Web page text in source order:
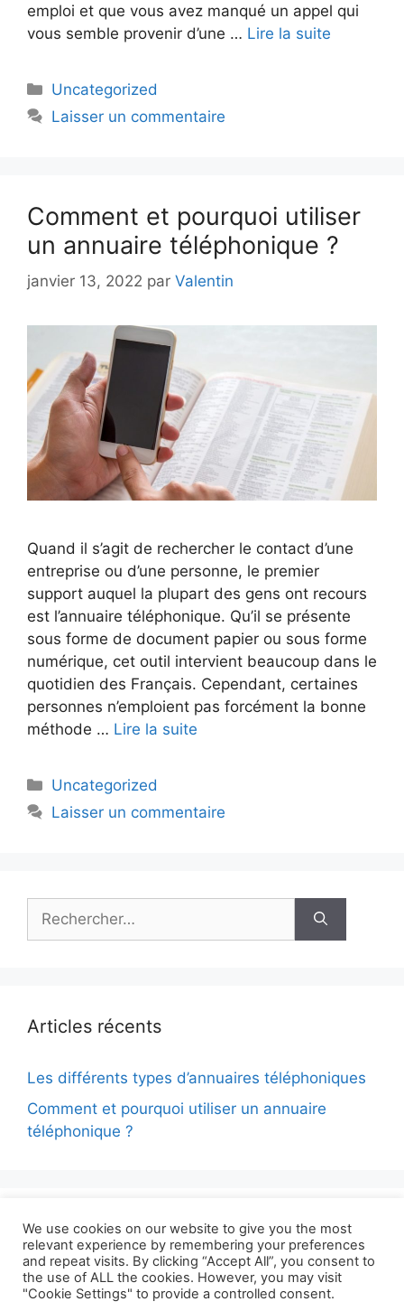
emploi et que vous avez manqué un appel qui
vous semble provenir d’une … Lire la suite
Catégories
Uncategorized
Laisser un commentaire
Comment et pourquoi utiliser
un annuaire téléphonique ?
janvier 13, 2022 par Valentin
Quand il s’agit de rechercher le contact d’une
entreprise ou d’une personne, le premier
support auquel la plupart des gens ont recours
est l’annuaire téléphonique. Qu’il se présente
sous forme de document papier ou sous forme
numérique, cet outil intervient beaucoup dans le
quotidien des Français. Cependant, certaines
personnes n’emploient pas forcément la bonne
méthode … Lire la suite
Catégories
Uncategorized
Laisser un commentaire
Rechercher :
Articles récents
Les différents types d’annuaires téléphoniques
Comment et pourquoi utiliser un annuaire
téléphonique ?
Commentaires récents
We use cookies on our website to give you the most
relevant experience by remembering your preferences
and repeat visits. By clicking “Accept All”, you consent to
the use of ALL the cookies. However, you may visit
"Cookie Settings" to provide a controlled consent.